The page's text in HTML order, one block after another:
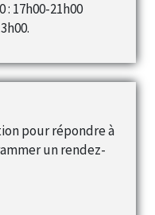
: 17h00-21h00
pour répondre à
un rendez-